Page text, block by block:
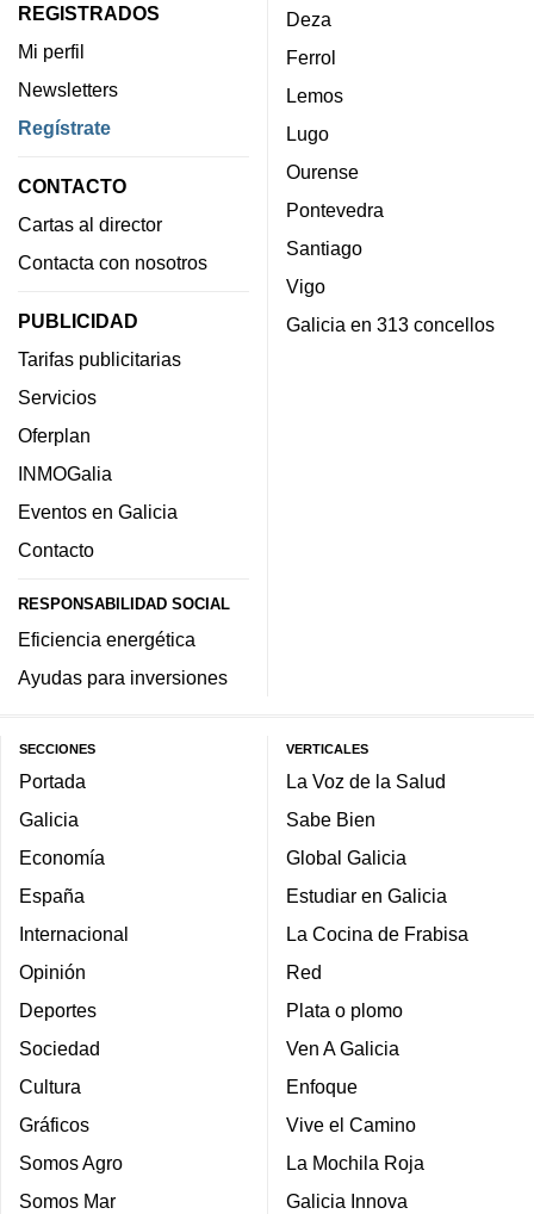
REGISTRADOS
Mi perfil
Newsletters
Regístrate
CONTACTO
Cartas al director
Contacta con nosotros
PUBLICIDAD
Tarifas publicitarias
Servicios
Oferplan
INMOGalia
Eventos en Galicia
Contacto
RESPONSABILIDAD SOCIAL
Eficiencia energética
Ayudas para inversiones
Deza
Ferrol
Lemos
Lugo
Ourense
Pontevedra
Santiago
Vigo
Galicia en 313 concellos
SECCIONES
Portada
Galicia
Economía
España
Internacional
Opinión
Deportes
Sociedad
Cultura
Gráficos
Somos Agro
Somos Mar
VERTICALES
La Voz de la Salud
Sabe Bien
Global Galicia
Estudiar en Galicia
La Cocina de Frabisa
Red
Plata o plomo
Ven A Galicia
Enfoque
Vive el Camino
La Mochila Roja
Galicia Innova